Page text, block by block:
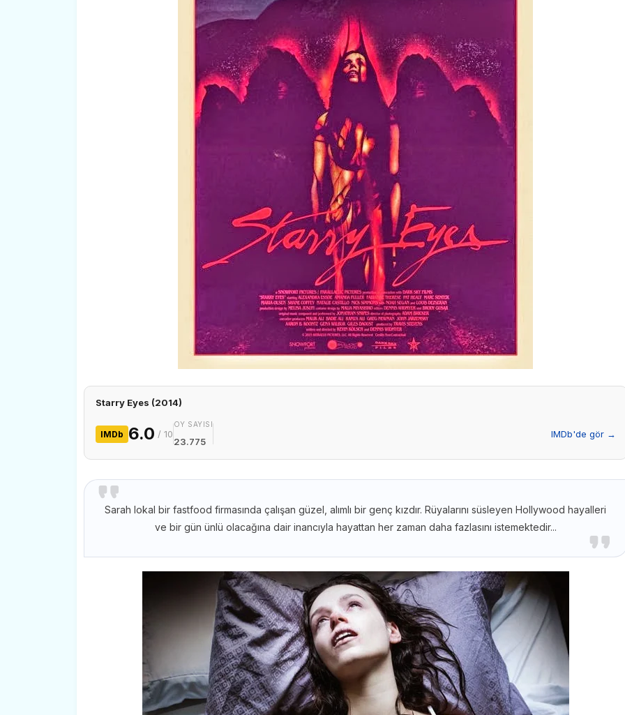
Starry Eyes (2014)
IMDb 6.0 / 10
OY SAYISI
23.775
IMDb'de gör →
Sarah lokal bir fastfood firmasında çalışan güzel, alımlı bir genç kızdır. Rüyalarını süsleyen Hollywood hayalleri
ve bir gün ünlü olacağına dair inancıyla hayattan her zaman daha fazlasını istemektedir...